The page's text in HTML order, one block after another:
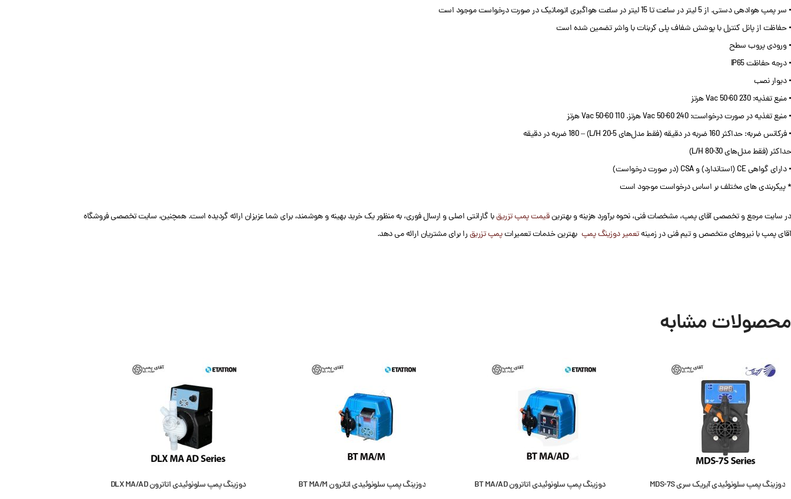
• سر پمپ هوادهی دستی. از 5 لیتر در ساعت تا 15 لیتر در ساعت هواگیری اتوماتیک در صورت درخواست موجود است
• حفاظت از پانل کنترل با پوشش شفاف پلی کربنات با واشر تضمین شده است
• ورودی پروب سطح
• درجه حفاظت IP65
• دیوار نصب
• منبع تغذیه: 230 Vac 50-60 هرتز
• منبع تغذیه در صورت درخواست: 240 Vac 50-60 هرتز. 110 Vac 50-60 هرتز
• فرکانس ضربه: حداکثر 160 ضربه در دقیقه (فقط مدل‌های 5-20 L/H) – 180 ضربه در دقیقه
حداکثر (فقط مدل‌های 30-80 L/H)
• دارای گواهی CE (استاندارد) و CSA (در صورت درخواست)
* پیکربندی های مختلف بر اساس درخواست موجود است
در سایت مرجع و تخصصی آقای پمپ، مشخصات فنی، نحوه برآورد هزینه و بهترینقیمت پمپ تزریقبا گارانتی اصلی و ارسال فوری، به منظور یک خرید بهینه و هوشمند، برای شما عزیزان ارائه گردیده است. همچنین، سایت تخصصی فروشگاه
آقای پمپ با نیروهای متخصص و تیم فنی در زمینهتعمیر دوزینگ پمپ بهترین خدمات تعمیراتپمپ تزریقرا برای مشتریان ارائه می دهد.
محصولات مشابه
دوزینگ پمپ سلونوئیدی آیریک سری MDS-7S دوزینگ پمپ سلونوئیدی اتاترون BT MA/AD دوزینگ پمپ سلونوئیدی اتاترون BT MA/M دوزینگ پمپ سلونوئیدی اتاترون DLX MA/AD